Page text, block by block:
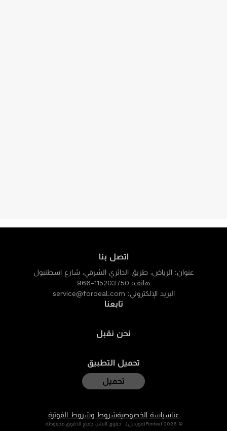
اتصل بنا
عنوان: الرياض، طريق الدائري الشرقي، شارع اسطنبول
هاتف: 966-115203750
البريد الإلكتروني: service@fordeal.com
تابعنا
نحن نقبل
تحميل التطبيق
تحميل
عناسياسة الخصوصيةشروط وشروط الفوترة
© 2026 Fordeal(فورديل） حقوق النشر، جميع الحقوق محفوظة.